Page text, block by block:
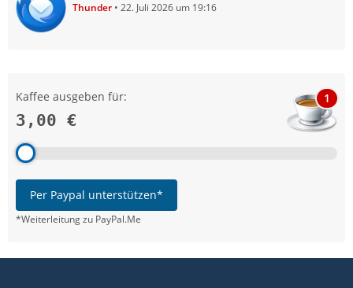
Thunder 22. Juli 2026 um 19:16
Kaffee ausgeben für:
3,00 €
1
Per Paypal unterstützen*
*Weiterleitung zu PayPal.Me